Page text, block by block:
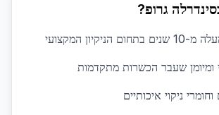
גרופ?
הניקיון המקצועי
ומיומן שעבר הכשרות מתקדמות
ניקוי איכותיים